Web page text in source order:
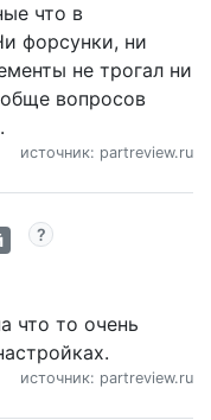
что в
форсунки, ни
не трогал ни
вопросов
источник: partreview.ru
что то очень
источник: partreview.ru